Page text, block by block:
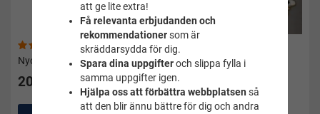
(11)
Nyckelring 4-pack säl
20 kr
5-pack komagneter
10 kr
att ge lite extra!
Få relevanta erbjudanden och
rekommendationersom är
skräddarsydda för dig.
Spara dina uppgifteroch slippa fylla i
samma uppgifter igen.
Hjälpa oss att förbättra webbplatsen så
att den blir ännu bättre för dig och andra